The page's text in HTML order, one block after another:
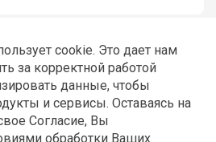
cookie. Это дает нам
за корректной работой
данные, чтобы
и сервисы. Оставаясь на
Согласие, Вы
обработки Ваших